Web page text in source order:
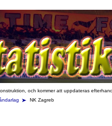
och kommer att uppdateras
NK Zagreb